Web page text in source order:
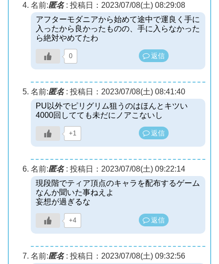
名前:匿名: 投稿日：2023/07/08(土) 08:29:08
アフターモダニアから始めて途中で運良く手に
入ったから良かったものの、手に入らなかった
ら絶対やめてたわ
0 返信
名前:匿名: 投稿日：2023/07/08(土) 08:41:40
PU以外でピリグリム狙うのはほんとキツい
4000回してても未だにノアこないし
+1 返信
名前:匿名: 投稿日：2023/07/08(土) 09:22:14
現段階でティア頂点のキャラを配布するゲーム
なんか聞いた事ねえよ
妄想が過ぎるな
+4 返信
名前:匿名: 投稿日：2023/07/08(土) 09:32:56